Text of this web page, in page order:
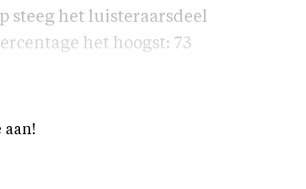
steeg het luisteraarsdeel
het hoogst: 73
aan!